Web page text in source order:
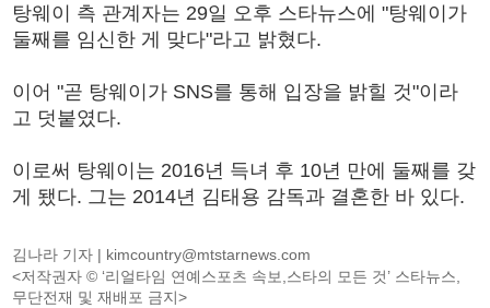
탕웨이 측 관계자는 29일 오후 스타뉴스에 "탕웨이가
둘째를 임신한 게 맞다"라고 밝혔다.
이어 "곧 탕웨이가 SNS를 통해 입장을 밝힐 것"이라
고 덧붙였다.
이로써 탕웨이는 2016년 득녀 후 10년 만에 둘째를 갖
게 됐다. 그는 2014년 김태용 감독과 결혼한 바 있다.
김나라 기자 | kimcountry@mtstarnews.com
<저작권자 © ‘리얼타임 연예스포츠 속보,스타의 모든 것’ 스타뉴스,
무단전재 및 재배포 금지>